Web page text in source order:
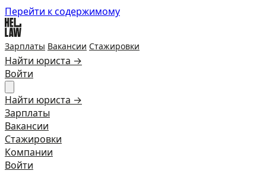
Перейти к содержимому
Зарплаты Вакансии Стажировки
Найти юриста →
Войти
Найти юриста →
Зарплаты
Вакансии
Стажировки
Компании
Войти